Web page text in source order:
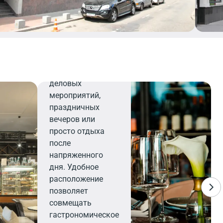
внимательному
персоналу,
деловых
мероприятий,
праздничных
вечеров или
просто отдыха
после
напряженного
дня. Удобное
расположение
позволяет
совмещать
гастрономическое